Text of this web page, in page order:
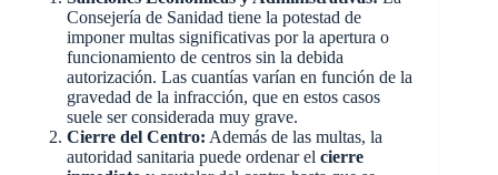
Consejería de Sanidad tiene la potestad de
imponer multas significativas por la apertura o
funcionamiento de centros sin la debida
autorización. Las cuantías varían en función de la
gravedad de la infracción, que en estos casos
suele ser considerada muy grave.
Cierre del Centro: Además de las multas, la
autoridad sanitaria puede ordenar el cierre